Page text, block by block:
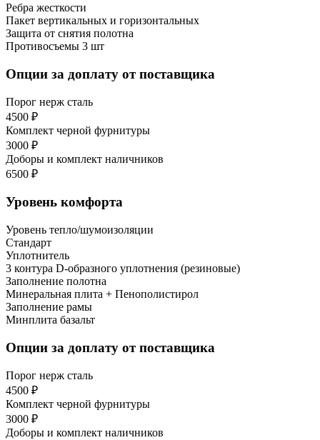
Ребра жесткости
Пакет вертикальных и горизонтальных
Защита от снятия полотна
Противосъемы 3 шт
Опции за доплату от поставщика
Порог нерж сталь
4500 ₽
Комплект черной фурнитуры
3000 ₽
Доборы и комплект наличников
6500 ₽
Уровень комфорта
Уровень тепло/шумоизоляции
Стандарт
Уплотнитель
3 контура D-образного уплотнения (резиновые)
Заполнение полотна
Минеральная плита + Пенополистирол
Заполнение рамы
Минплита базальт
Опции за доплату от поставщика
Порог нерж сталь
4500 ₽
Комплект черной фурнитуры
3000 ₽
Доборы и комплект наличников